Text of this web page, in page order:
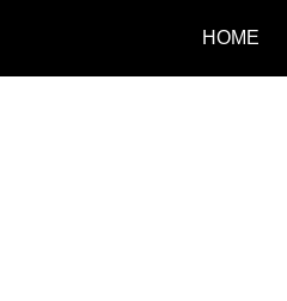
HOME